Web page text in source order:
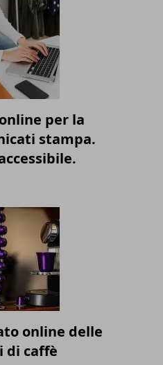
per la
stampa.
online delle
di caffè